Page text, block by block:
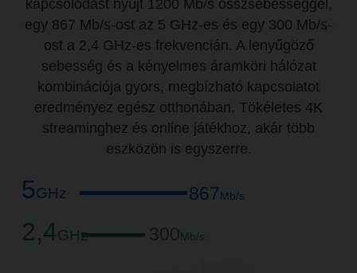
kapcsolódást nyújt 1200 Mb/s összsebességgel,
egy 867 Mb/s-ost az 5 GHz-es és egy 300 Mb/s-
ost a 2,4 GHz-es frekvencián. A lenyűgöző
sebesség és a kényelmes áramköri hálózat
kombinációja gyors, megbízható kapcsolatot
eredményez egész otthonában. Tökéletes 4K
streaminghez és online játékhoz, akár több
eszközön is egyszerre.
5GHz 867Mb/s
2,4GHz 300Mb/s